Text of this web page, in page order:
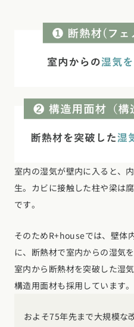
室内の湿気が壁内に入ると、
生。カビに接触した柱や梁は
です。
そのためR+houseでは、壁体
に、断熱材で室内からの湿気
室内から断熱材を突破した湿
構造用面材も採用しています。
およそ75年先まで大規模な